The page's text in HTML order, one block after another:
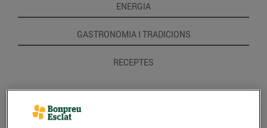
ENERGIA
GASTRONOMIA I TRADICIONS
RECEPTES